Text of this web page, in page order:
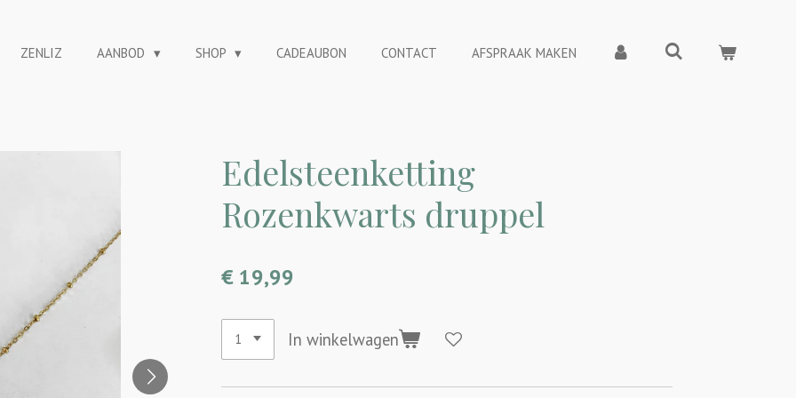
ZENLIZ AANBOD SHOP CADEAUBON CONTACT AFSPRAAK MAKEN
Edelsteenketting
Rozenkwarts druppel
€ 19,99
In winkelwagen